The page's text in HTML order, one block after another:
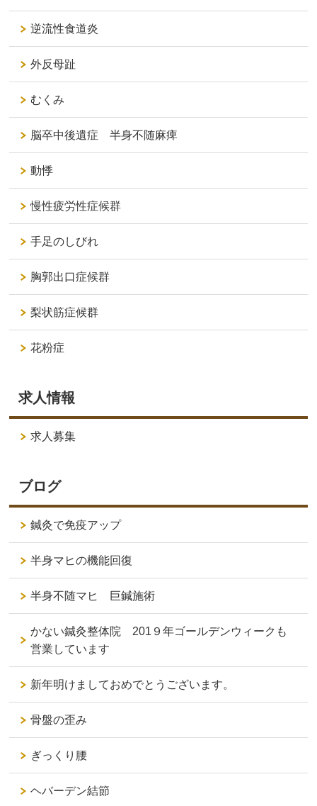
逆流性食道炎
外反母趾
むくみ
脳卒中後遺症 半身不随麻痺
動悸
慢性疲労性症候群
手足のしびれ
胸郭出口症候群
梨状筋症候群
花粉症
求人情報
求人募集
ブログ
鍼灸で免疫アップ
半身マヒの機能回復
半身不随マヒ 巨鍼施術
かない鍼灸整体院 201９年ゴールデンウィークも
営業しています
新年明けましておめでとうございます。
骨盤の歪み
ぎっくり腰
ヘバーデン結節